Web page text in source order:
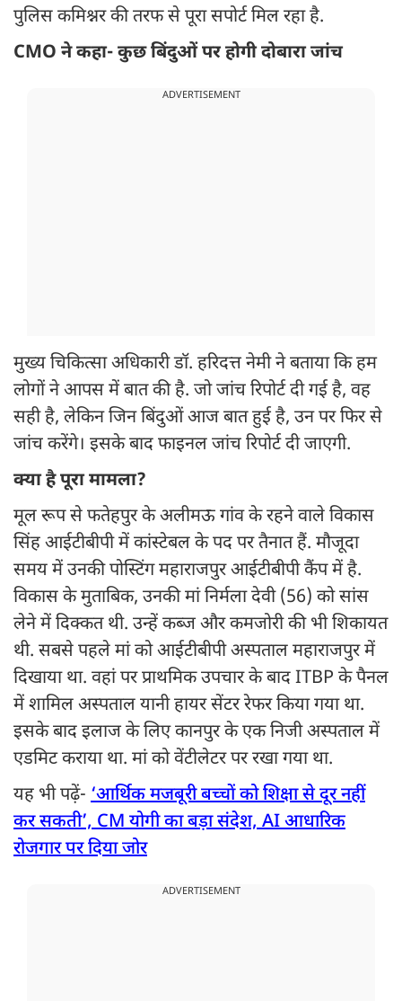
पुलिस कमिश्नर की तरफ से पूरा सपोर्ट मिल रहा है.
CMO ने कहा- कुछ बिंदुओं पर होगी दोबारा जांच
ADVERTISEMENT
मुख्य चिकित्सा अधिकारी डॉ. हरिदत्त नेमी ने बताया कि हम
लोगों ने आपस में बात की है. जो जांच रिपोर्ट दी गई है, वह
सही है, लेकिन जिन बिंदुओं आज बात हुई है, उन पर फिर से
जांच करेंगे। इसके बाद फाइनल जांच रिपोर्ट दी जाएगी.
क्या है पूरा मामला?
मूल रूप से फतेहपुर के अलीमऊ गांव के रहने वाले विकास
सिंह आईटीबीपी में कांस्टेबल के पद पर तैनात हैं. मौजूदा
समय में उनकी पोस्टिंग महाराजपुर आईटीबीपी कैंप में है.
विकास के मुताबिक, उनकी मां निर्मला देवी (56) को सांस
लेने में दिक्कत थी. उन्हें कब्ज और कमजोरी की भी शिकायत
थी. सबसे पहले मां को आईटीबीपी अस्पताल महाराजपुर में
दिखाया था. वहां पर प्राथमिक उपचार के बाद ITBP के पैनल
में शामिल अस्पताल यानी हायर सेंटर रेफर किया गया था.
इसके बाद इलाज के लिए कानपुर के एक निजी अस्पताल में
एडमिट कराया था. मां को वेंटीलेटर पर रखा गया था.
यह भी पढ़ें- ‘आर्थिक मजबूरी बच्चों को शिक्षा से दूर नहीं
कर सकती’, CM योगी का बड़ा संदेश, AI आधारिक
रोजगार पर दिया जोर
ADVERTISEMENT